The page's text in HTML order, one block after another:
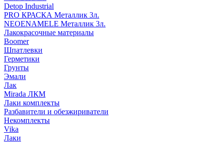
Detop Industrial
PRO КРАСКА Металлик 3л.
NEOENAMELE Металлик 3л.
Лакокрасочные материалы
Boomer
Шпатлевки
Герметики
Грунты
Эмали
Лак
Mirada ЛКМ
Лаки комплекты
Разбавители и обезжириватели
Некомплекты
Vika
Лаки